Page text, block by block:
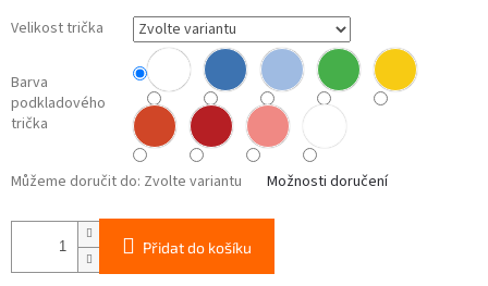
Velikost trička
Barva
podkladového
trička
Můžeme doručit do: Zvolte variantu Možnosti doručení
Přidat do košíku